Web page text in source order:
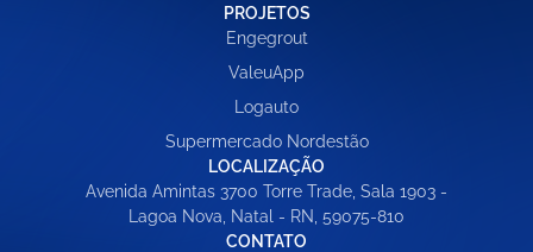
PROJETOS
Engegrout
ValeuApp
Logauto
Supermercado Nordestão
LOCALIZAÇÃO
Avenida Amintas 3700 Torre Trade, Sala 1903 -
Lagoa Nova, Natal - RN, 59075-810
CONTATO